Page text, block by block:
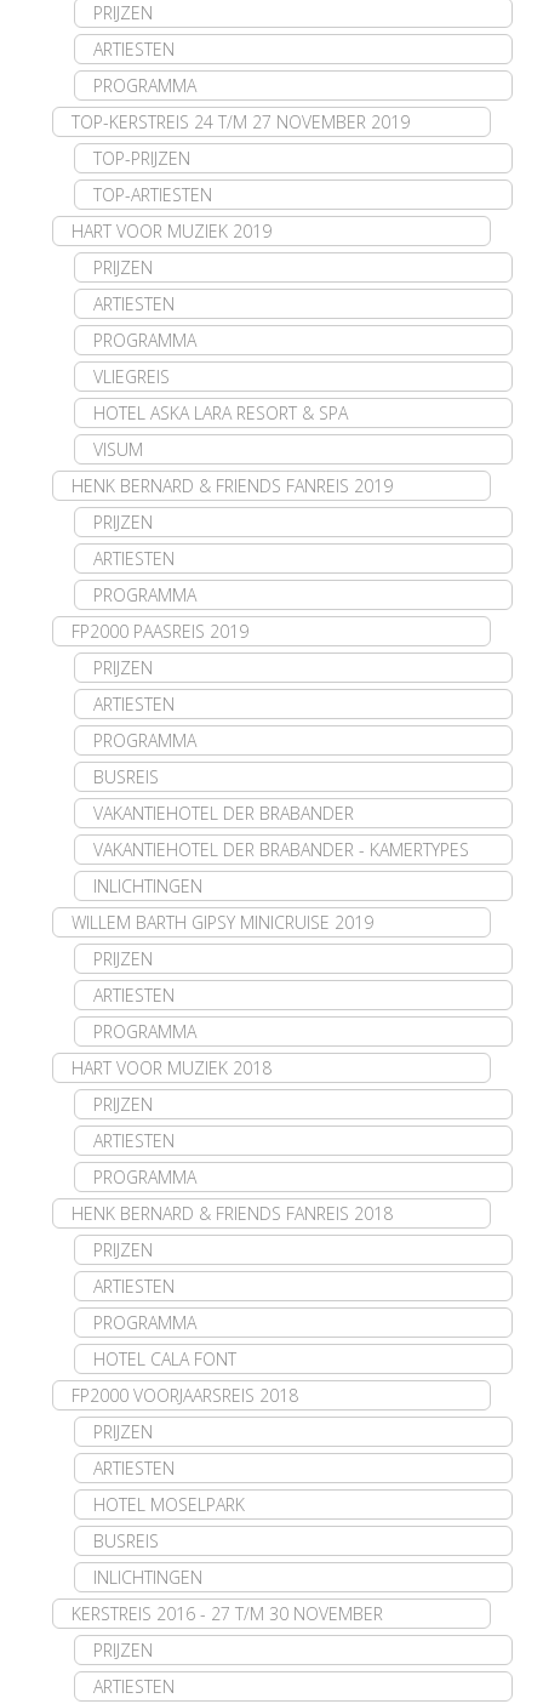
PRIJZEN
ARTIESTEN
PROGRAMMA
TOP-KERSTREIS 24 T/M 27 NOVEMBER 2019
TOP-PRIJZEN
TOP-ARTIESTEN
HART VOOR MUZIEK 2019
PRIJZEN
ARTIESTEN
PROGRAMMA
VLIEGREIS
HOTEL ASKA LARA RESORT & SPA
VISUM
HENK BERNARD & FRIENDS FANREIS 2019
PRIJZEN
ARTIESTEN
PROGRAMMA
FP2000 PAASREIS 2019
PRIJZEN
ARTIESTEN
PROGRAMMA
BUSREIS
VAKANTIEHOTEL DER BRABANDER
VAKANTIEHOTEL DER BRABANDER - KAMERTYPES
INLICHTINGEN
WILLEM BARTH GIPSY MINICRUISE 2019
PRIJZEN
ARTIESTEN
PROGRAMMA
HART VOOR MUZIEK 2018
PRIJZEN
ARTIESTEN
PROGRAMMA
HENK BERNARD & FRIENDS FANREIS 2018
PRIJZEN
ARTIESTEN
PROGRAMMA
HOTEL CALA FONT
FP2000 VOORJAARSREIS 2018
PRIJZEN
ARTIESTEN
HOTEL MOSELPARK
BUSREIS
INLICHTINGEN
KERSTREIS 2016 - 27 T/M 30 NOVEMBER
PRIJZEN
ARTIESTEN